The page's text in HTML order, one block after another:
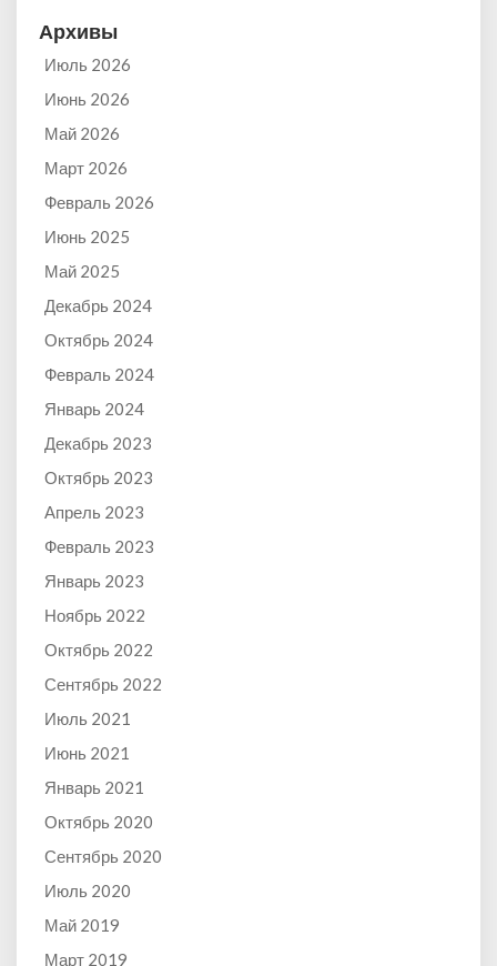
Архивы
Июль 2026
Июнь 2026
Май 2026
Март 2026
Февраль 2026
Июнь 2025
Май 2025
Декабрь 2024
Октябрь 2024
Февраль 2024
Январь 2024
Декабрь 2023
Октябрь 2023
Апрель 2023
Февраль 2023
Январь 2023
Ноябрь 2022
Октябрь 2022
Сентябрь 2022
Июль 2021
Июнь 2021
Январь 2021
Октябрь 2020
Сентябрь 2020
Июль 2020
Май 2019
Март 2019